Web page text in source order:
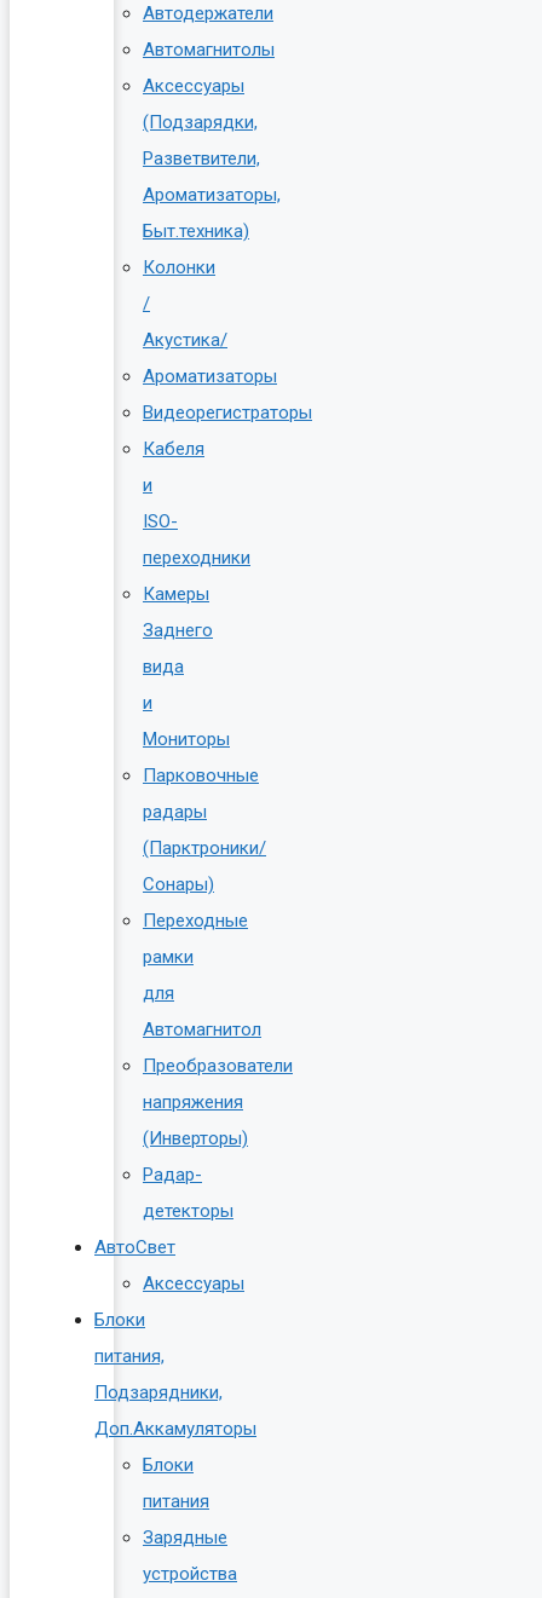
Автодержатели
Автомагнитолы
Аксессуары
(Подзарядки,
Разветвители,
Ароматизаторы,
Быт.техника)
Колонки
/
Акустика/
Ароматизаторы
Видеорегистраторы
Кабеля
и
ISO-
переходники
Камеры
Заднего
вида
и
Мониторы
Парковочные
радары
(Парктроники/
Сонары)
Переходные
рамки
для
Автомагнитол
Преобразователи
напряжения
(Инверторы)
Радар-
детекторы
АвтоСвет
Аксессуары
Блоки
питания,
Подзарядники,
Доп.Аккамуляторы
Блоки
питания
Зарядные
устройства